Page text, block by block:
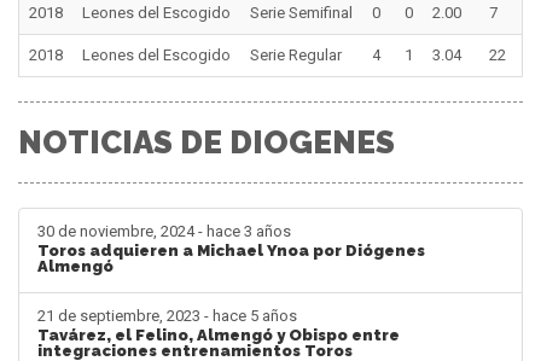
2018 Leones del Escogido Serie Semifinal 0 0 2.00 7
2018 Leones del Escogido Serie Regular 4 1 3.04 22
NOTICIAS DE DIOGENES
30 de noviembre, 2024 - hace 3 años
Toros adquieren a Michael Ynoa por Diógenes
Almengó
21 de septiembre, 2023 - hace 5 años
Tavárez, el Felino, Almengó y Obispo entre
integraciones entrenamientos Toros